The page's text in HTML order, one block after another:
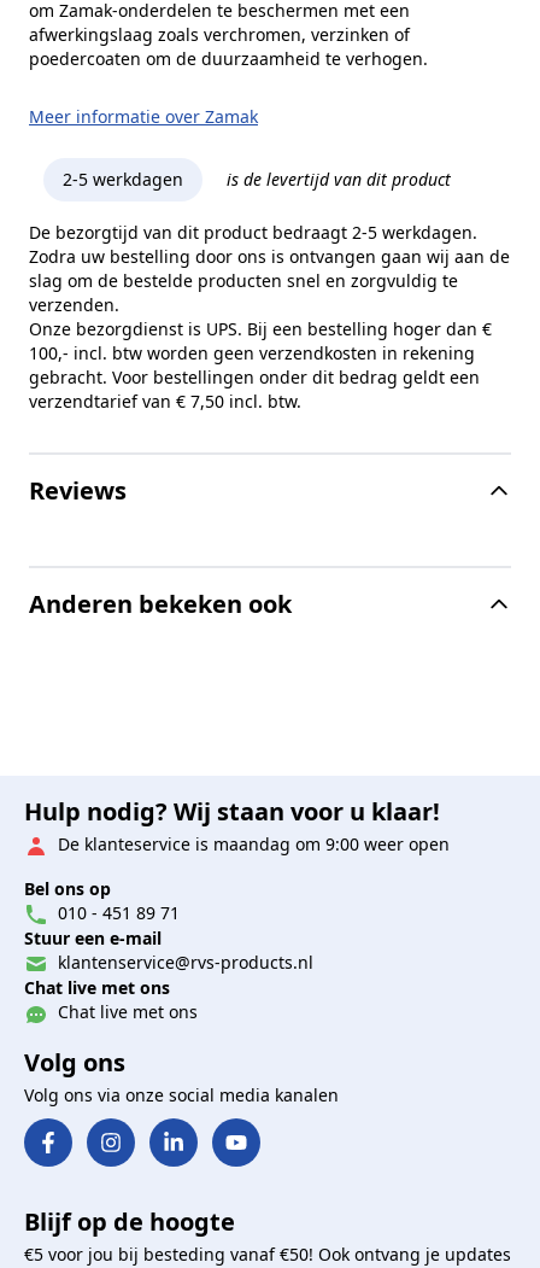
om Zamak-onderdelen te beschermen met een
afwerkingslaag zoals verchromen, verzinken of
poedercoaten om de duurzaamheid te verhogen.
Meer informatie over Zamak
2-5 werkdagen is de levertijd van dit product
De bezorgtijd van dit product bedraagt 2-5 werkdagen.
Zodra uw bestelling door ons is ontvangen gaan wij aan de
slag om de bestelde producten snel en zorgvuldig te
verzenden.
Onze bezorgdienst is UPS. Bij een bestelling hoger dan €
100,- incl. btw worden geen verzendkosten in rekening
gebracht. Voor bestellingen onder dit bedrag geldt een
verzendtarief van € 7,50 incl. btw.
Reviews
Anderen bekeken ook
Hulp nodig? Wij staan voor u klaar!
De klanteservice is maandag om 9:00 weer open
Bel ons op
010 - 451 89 71
Stuur een e-mail
klantenservice@rvs-products.nl
Chat live met ons
Chat live met ons
Volg ons
Volg ons via onze social media kanalen
Blijf op de hoogte
€5 voor jou bij besteding vanaf €50! Ook ontvang je updates